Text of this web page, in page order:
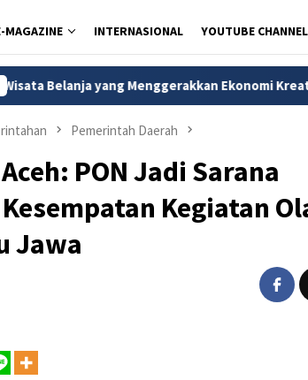
MAGAZINE INTERNASIONAL YOUTUBE CHANNEL
yang Menggerakkan Ekonomi Kreatif
Pemerintah Daerah
PON Jadi Sarana
Kegiatan
Jawa